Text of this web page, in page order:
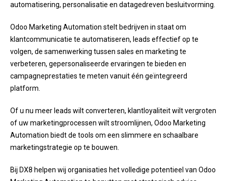
automatisering, personalisatie en datagedreven besluitvorming.
Odoo Marketing Automation stelt bedrijven in staat om
klantcommunicatie te automatiseren, leads effectief op te
volgen, de samenwerking tussen sales en marketing te
verbeteren, gepersonaliseerde ervaringen te bieden en
campagneprestaties te meten vanuit één geïntegreerd
platform.
Of u nu meer leads wilt converteren, klantloyaliteit wilt vergroten
of uw marketingprocessen wilt stroomlijnen, Odoo Marketing
Automation biedt de tools om een slimmere en schaalbare
marketingstrategie op te bouwen.
Bij DX8 helpen wij organisaties het volledige potentieel van Odoo